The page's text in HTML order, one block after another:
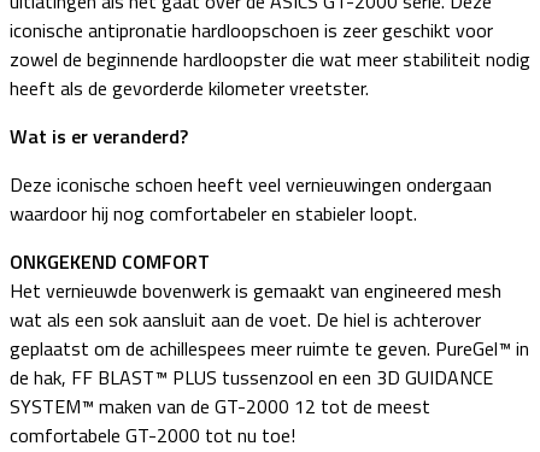
iconische antipronatie hardloopschoen is zeer geschikt voor
zowel de beginnende hardloopster die wat meer stabiliteit nodig
heeft als de gevorderde kilometer vreetster.
Wat is er veranderd?
Deze iconische schoen heeft veel vernieuwingen ondergaan
waardoor hij nog comfortabeler en stabieler loopt.
ONKGEKEND COMFORT
Het vernieuwde bovenwerk is gemaakt van engineered mesh
wat als een sok aansluit aan de voet. De hiel is achterover
geplaatst om de achillespees meer ruimte te geven. PureGel™ in
de hak, FF BLAST™ PLUS tussenzool en een 3D GUIDANCE
SYSTEM™ maken van de GT-2000 12 tot de meest
comfortabele GT-2000 tot nu toe!